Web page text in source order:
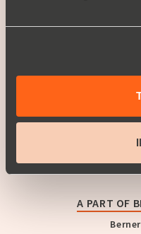
A PART OF